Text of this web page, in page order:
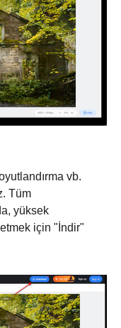
vb.
Tüm
yüksek
için "İndir"